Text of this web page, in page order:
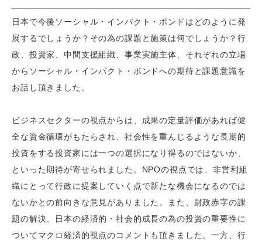
日本で今後ソーシャル・インパクト・ボンドはどのように発
展するでしょうか？その為の課題と施策は何でしょうか？行
政、投資家、中間支援組織、事業実施主体、それぞれの立場
からソーシャル・インパクト・ボンドへの期待と課題意識を
お話し頂きました。
ビジネスセクターの視点からは、成果の定量評価があれば健
全な資金循環がもたらされ、社会性を重んじるような長期的
投資をする投資家には一つの選択になり得るのではないか、
といった期待が寄せられました。NPOの視点では、非営利組
織にとって行政に提案していく点で新たな機会になるのでは
ないかとの前向きな意見がありました。また、財政赤字の課
題の解決、日本の経済的・社会的成長の為の投資の重要性に
ついてマクロ経済的視点のコメントも頂きました。一方、行